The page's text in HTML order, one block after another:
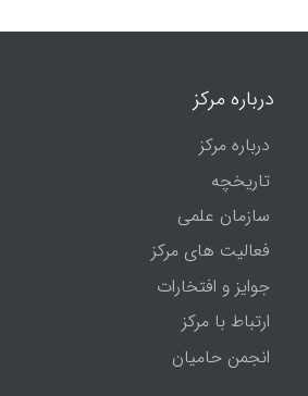
درباره مرکز
درباره مرکز
تاریخچه
سازمان علمی
فعالیت های مرکز
جوایز و افتخارات
ارتباط با مرکز
انجمن حامیان